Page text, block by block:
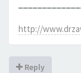
http://
Reply